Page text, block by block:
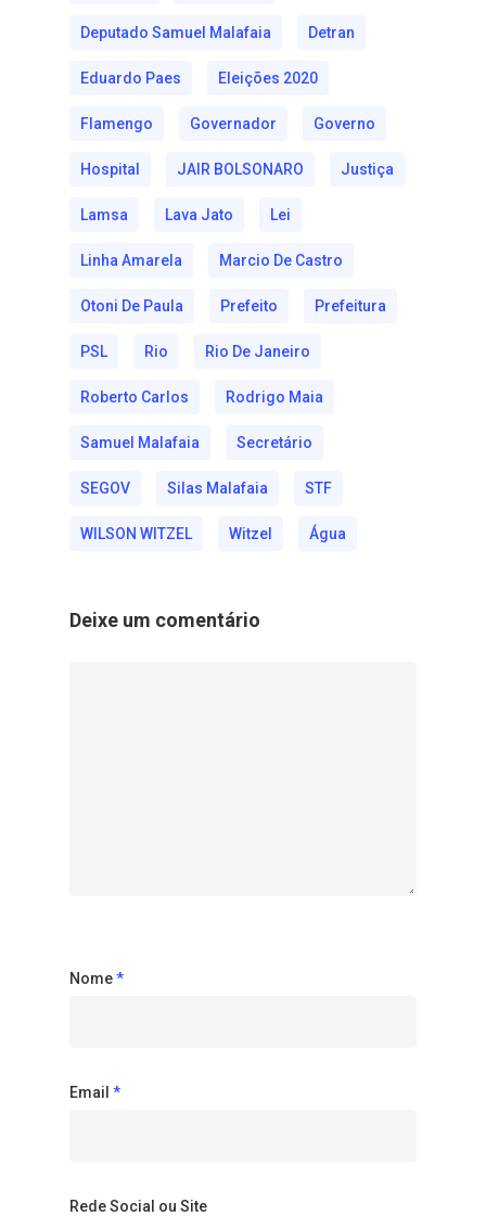
Deputado Samuel Malafaia Detran
Eduardo Paes Eleições 2020
Flamengo Governador Governo
Hospital JAIR BOLSONARO Justiça
Lamsa Lava Jato Lei
Linha Amarela Marcio De Castro
Otoni De Paula Prefeito Prefeitura
PSL Rio Rio De Janeiro
Roberto Carlos Rodrigo Maia
Samuel Malafaia Secretário
SEGOV Silas Malafaia STF
WILSON WITZEL Witzel Água
Deixe um comentário
Nome*
Email *
Rede Social ou Site